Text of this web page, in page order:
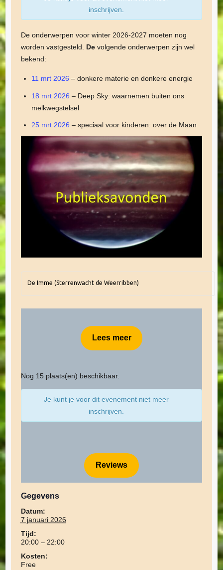
inschrijven.
De onderwerpen voor winter 2026-2027 moeten nog
worden vastgesteld. De volgende onderwerpen zijn wel
bekend:
11 mrt 2026 – donkere materie en donkere energie
18 mrt 2026 – Deep Sky: waarnemen buiten ons
melkwegstelsel
25 mrt 2026 – speciaal voor kinderen: over de Maan
De Imme (Sterrenwacht de Weerribben)
Lees meer
Nog 15 plaats(en) beschikbaar.
Je kunt je voor dit evenement niet meer
inschrijven.
Reviews
Gegevens
Datum:
7 januari 2026
Tijd:
20:00 – 22:00
Kosten:
Free